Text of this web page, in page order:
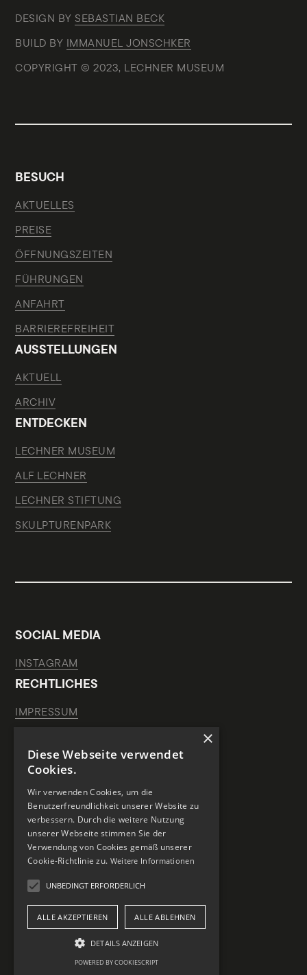
DESIGN BY SEBASTIAN BECK
BUILD BY IMMANUEL JONSCHKER
COPYRIGHT © 2023, LECHNER MUSEUM
BESUCH
AKTUELLES
PREISE
ÖFFNUNGSZEITEN
FÜHRUNGEN
ANFAHRT
BARRIEREFREIHEIT
AUSSTELLUNGEN
AKTUELL
ARCHIV
ENTDECKEN
LECHNER MUSEUM
ALF LECHNER
LECHNER STIFTUNG
SKULPTURENPARK
SOCIAL MEDIA
INSTAGRAM
RECHTLICHES
IMPRESSUM
HAUSORDNUNG
×
Diese Webseite verwendet
Cookies.
Wir verwenden Cookies, um die
Benutzerfreundlichkeit unserer Website zu
verbessern. Durch die weitere Nutzung
unserer Webseite stimmen Sie der
Verwendung von Cookies gemäß unserer
Cookie-Richtlinie zu. Weitere Informationen
UNBEDINGT ERFORDERLICH
ALLE AKZEPTIEREN ALLE ABLEHNEN
DETAILS ANZEIGEN
POWERED BY COOKIESCRIPT